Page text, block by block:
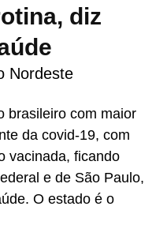
diz
Nordeste
brasileiro com maior
da covid-19, com
vacinada, ficando
e de São Paulo,
O estado é o